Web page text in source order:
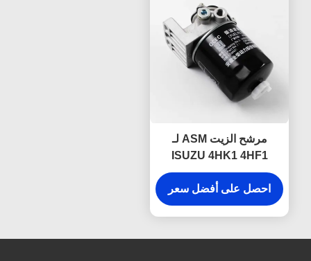
مرشح الزيت ASM لـ
ISUZU 4HK1 4HF1
4HG1 8-97148268-2
أجزاء محرك ISUZU
احصل على أفضل سعر